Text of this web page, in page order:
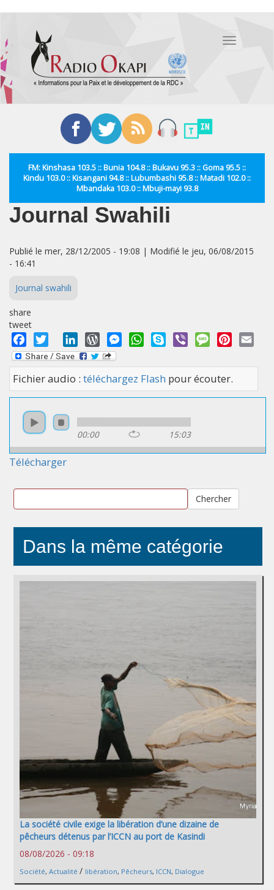
contenu
principal
Toggle
FM: Kinshasa 103.5 :: Bunia 104.8 :: Bukavu 95.3 :: Goma 95.5 ::
Kindu 103.0 :: Kisangani 94.8 :: Lubumbashi 95.8 :: Matadi 102.0 ::
Mbandaka 103.0 :: Mbuji-mayi 93.8
Journal Swahili
Publié le mer, 28/12/2005 - 19:08 | Modifié le jeu, 06/08/2015
- 16:41
Journal swahili
share
tweet
Facebook
Twitter LinkedInWordPressMessengerWhatsApp
Skype Viber MessagePinterest
Fichier audio : téléchargez Flash pour écouter.
00:00 15:03
Télécharger
Chercher
Dans la même catégorie
La société civile exige la libération d’une dizaine de
pêcheurs détenus par l’ICCN au port de Kasindi
08/08/2026 - 09:18
Société, Actualité / libération, Pêcheurs, ICCN, Dialogue